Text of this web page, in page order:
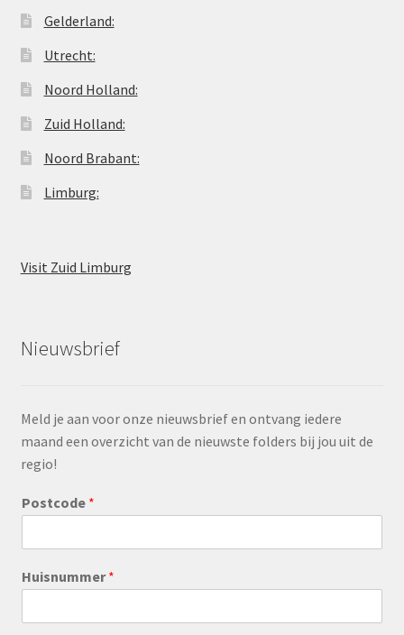
Gelderland:
Utrecht:
Noord Holland:
Zuid Holland:
Noord Brabant:
Limburg:
Visit Zuid Limburg
Nieuwsbrief
Meld je aan voor onze nieuwsbrief en ontvang iedere
maand een overzicht van de nieuwste folders bij jou uit de
regio!
Postcode *
Huisnummer*